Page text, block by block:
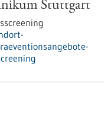
Stuttgart